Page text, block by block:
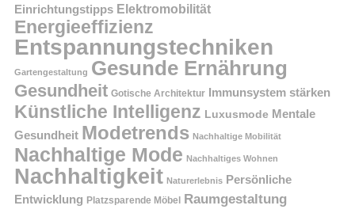
Einrichtungstipps Elektromobilität
Energieeffizienz
Entspannungstechniken
Gartengestaltung Gesunde Ernährung
Gesundheit Gotische Architektur Immunsystem stärken
Künstliche Intelligenz Luxusmode Mentale
Gesundheit Modetrends Nachhaltige Mobilität
Nachhaltige Mode Nachhaltiges Wohnen
Nachhaltigkeit Naturerlebnis Persönliche
Entwicklung Platzsparende Möbel Raumgestaltung